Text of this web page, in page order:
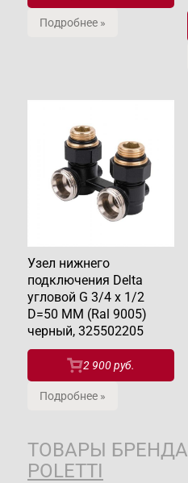
Подробнее »
Узел нижнего
подключения Delta
угловой G 3/4 x 1/2
D=50 MM (Ral 9005)
черный, 325502205
2 900 руб.
Подробнее »
ТОВАРЫ БРЕНДА
POLETTI